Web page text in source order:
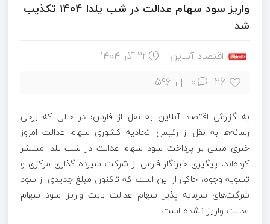
واریز سود سهام عدالت در شب یلدا ۱۴۰۴ تکذیب
شد
اقتصاد آنلاین 22 آذر 1404
26 ۰ 596
به گزارش اقتصاد آنلاین به نقل از فارس؛ در حالی که برخی
رسانه‌ها به نقل از رئیس اتحادیه کشوری سهام عدالت امروز
خبری مبنی بر پرداخت سود سهام عدالت در شب یلدا منتشر
کرده‌اند، پیگیری خبرنگار فارس از شرکت سپرده گذاری مرکزی و
تسویه وجوه، حاکی از این است که تاکنون مبلغ جدیدی از سود
شرکت‌های سرمایه پذیر سهام عدالت بابت واریز سود سهام
عدالت واریز نشده است.